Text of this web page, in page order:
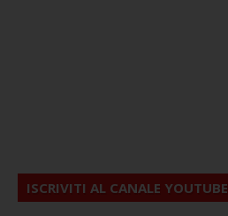
ISCRIVITI AL CANALE YOUTUBE